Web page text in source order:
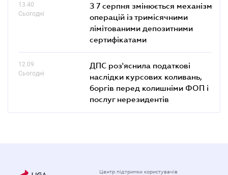
13.40
Сьогодні
З 7 серпня змінюється механізм
операцій із тримісячними
лімітованими депозитними
сертифікатами
12.09
Сьогодні
ДПС роз'яснила податкові
наслідки курсових коливань,
боргів перед колишніми ФОП і
послуг нерезидентів
Центр підтримки користувачів